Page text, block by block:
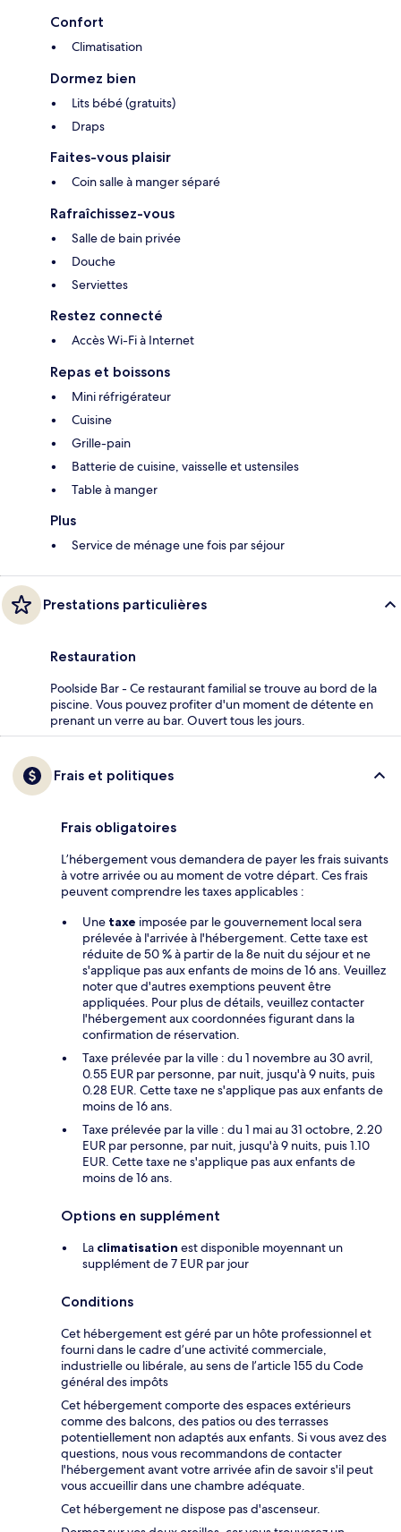
Confort
Climatisation
Dormez bien
Lits bébé (gratuits)
Draps
Faites-vous plaisir
Coin salle à manger séparé
Rafraîchissez-vous
Salle de bain privée
Douche
Serviettes
Restez connecté
Accès Wi-Fi à Internet
Repas et boissons
Mini réfrigérateur
Cuisine
Grille-pain
Batterie de cuisine, vaisselle et ustensiles
Table à manger
Plus
Service de ménage une fois par séjour
Prestations particulières
Restauration
Poolside Bar - Ce restaurant familial se trouve au bord de la
piscine. Vous pouvez profiter d'un moment de détente en
prenant un verre au bar. Ouvert tous les jours.
Frais et politiques
Frais obligatoires
L’hébergement vous demandera de payer les frais suivants
à votre arrivée ou au moment de votre départ. Ces frais
peuvent comprendre les taxes applicables :
Une taxe imposée par le gouvernement local sera
prélevée à l'arrivée à l'hébergement. Cette taxe est
réduite de 50 % à partir de la 8e nuit du séjour et ne
s'applique pas aux enfants de moins de 16 ans. Veuillez
noter que d'autres exemptions peuvent être
appliquées. Pour plus de détails, veuillez contacter
l'hébergement aux coordonnées figurant dans la
confirmation de réservation.
Taxe prélevée par la ville : du 1 novembre au 30 avril,
0.55 EUR par personne, par nuit, jusqu'à 9 nuits, puis
0.28 EUR. Cette taxe ne s'applique pas aux enfants de
moins de 16 ans.
Taxe prélevée par la ville : du 1 mai au 31 octobre, 2.20
EUR par personne, par nuit, jusqu'à 9 nuits, puis 1.10
EUR. Cette taxe ne s'applique pas aux enfants de
moins de 16 ans.
Options en supplément
La climatisation est disponible moyennant un
supplément de 7 EUR par jour
Conditions
Cet hébergement est géré par un hôte professionnel et
fourni dans le cadre d’une activité commerciale,
industrielle ou libérale, au sens de l’article 155 du Code
général des impôts
Cet hébergement comporte des espaces extérieurs
comme des balcons, des patios ou des terrasses
potentiellement non adaptés aux enfants. Si vous avez des
questions, nous vous recommandons de contacter
l'hébergement avant votre arrivée afin de savoir s'il peut
vous accueillir dans une chambre adéquate.
Cet hébergement ne dispose pas d'ascenseur.